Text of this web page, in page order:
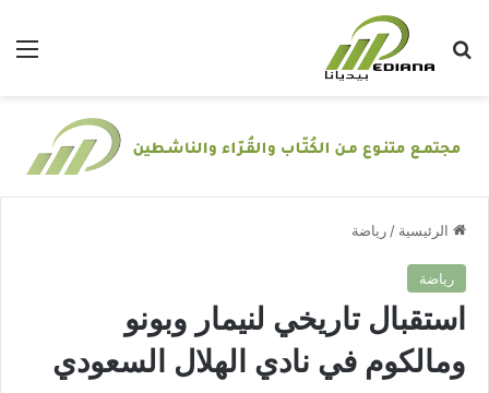
بحث عن
الرئيسية / رياضة
رياضة
استقبال تاريخي لنيمار وبونو
ومالكوم في نادي الهلال السعودي